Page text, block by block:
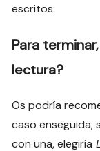
escritos.
Para
lectura?
Os podría
caso enseguida;
con una, elegiría